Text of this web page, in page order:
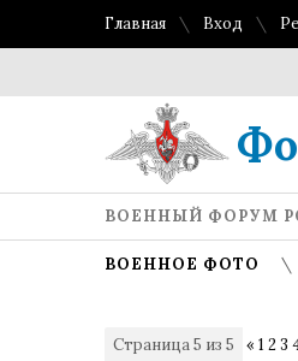
Главная Вход
ВОЕННЫЙ ФОРУМ
ВОЕННОЕ ФОТО
Страница5 из 5 « 1 2 3